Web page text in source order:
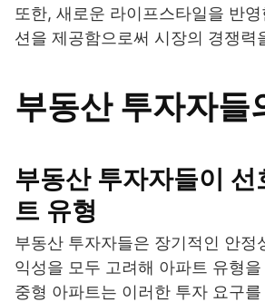
또한, 새로운 라이프스타일을 반
션을 제공함으로써 시장의 경쟁력
부동산 투자자들
부동산 투자자들이
트 유형
부동산 투자자들은 장기적인 안정
익성을 모두 고려해 아파트 유형
중형 아파트는 이러한 투자 요구